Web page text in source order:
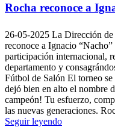
Rocha reconoce a
26-05-2025 La Dirección de
reconoce a Ignacio
participación internacional,
departamento y
Fútbol de Salón El torneo
dejó bien en alto el nombre
campeón! Tu esfuerzo,
las nuevas generaciones.
Seguir leyendo